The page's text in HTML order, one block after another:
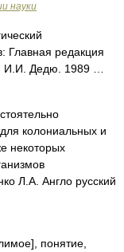
науки
Главная редакция
И.И. Дедю. 1989 …
колониальных и
некоторых
Л.А. Англо русский
понятие,